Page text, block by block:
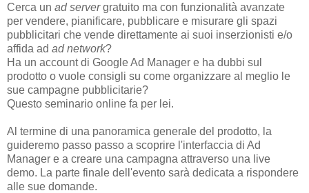
Cerca un ad servergratuito ma con funzionalità avanzate
per vendere, pianificare, pubblicare e misurare gli spazi
pubblicitari che vende direttamente ai suoi inserzionisti e/o
affida ad ad network?
Ha un account di Google Ad Manager e ha dubbi sul
prodotto o vuole consigli su come organizzare al meglio le
sue campagne pubblicitarie?
Questo seminario online fa per lei.
Al termine di una panoramica generale del prodotto, la
guideremo passo passo a scoprire l'interfaccia di Ad
Manager e a creare una campagna attraverso una live
demo. La parte finale dell'evento sarà dedicata a rispondere
alle sue domande.